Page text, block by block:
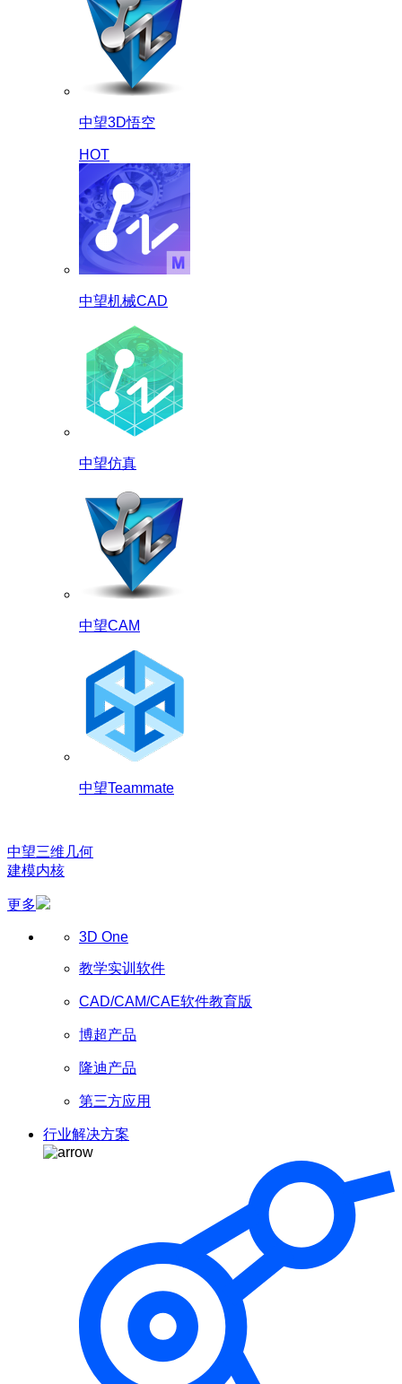
中望3D悟空
HOT
中望机械CAD
中望仿真
中望CAM
中望Teammate
中望三维几何
建模内核
更多
3D One
教学实训软件
CAD/CAM/CAE软件教育版
博超产品
隆迪产品
第三方应用
行业解决方案